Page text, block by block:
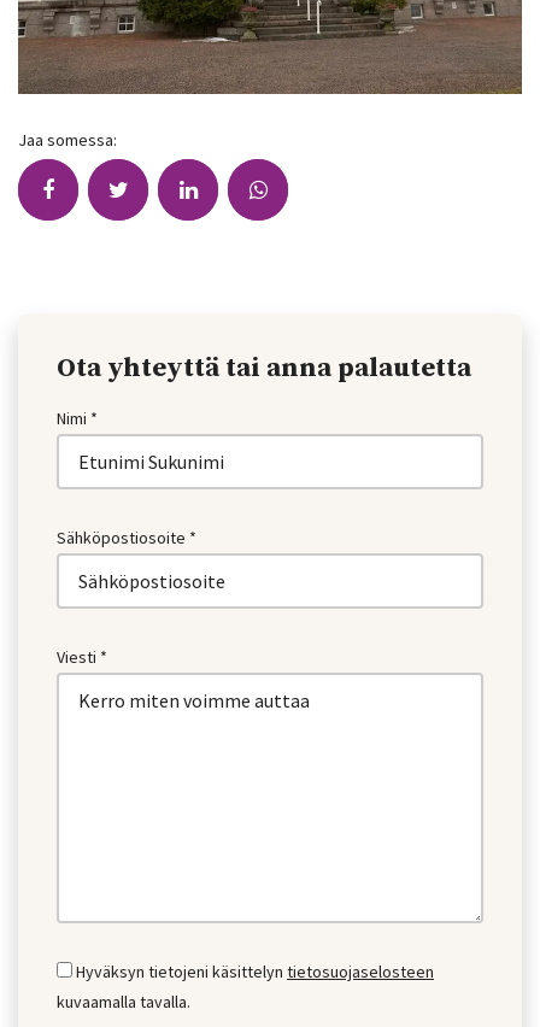
Jaa somessa:
Ota yhteyttä tai anna palautetta
Nimi *
Sähköpostiosoite *
Viesti *
Hyväksyn tietojeni käsittelyn tietosuojaselosteen
kuvaamalla tavalla.